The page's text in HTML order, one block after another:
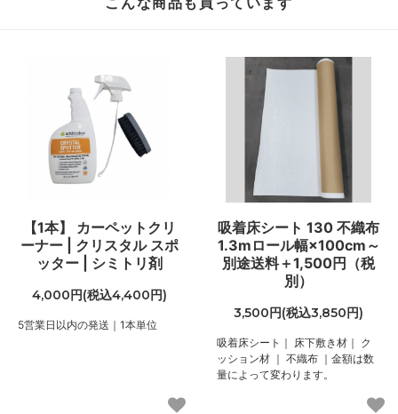
【1本】 カーペットクリ
ーナー | クリスタル スポ
ッター | シミトリ剤
4,000円(税込4,400円)
5営業日以内の発送｜1本単位
吸着床シート 130 不織布
1.3mロール幅×100cm～
別途送料＋1,500円（税
別）
3,500円(税込3,850円)
吸着床シート｜ 床下敷き材｜ ク
ッション材 ｜ 不織布 ｜金額は数
量によって変わります。